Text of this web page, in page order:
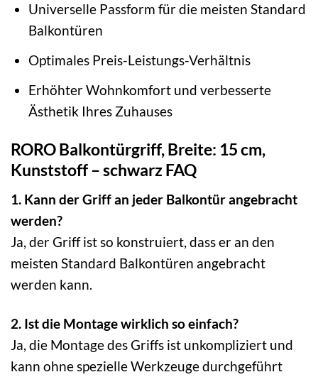
Universelle Passform für die meisten Standard
Balkontüren
Optimales Preis-Leistungs-Verhältnis
Erhöhter Wohnkomfort und verbesserte
Ästhetik Ihres Zuhauses
RORO Balkontürgriff, Breite: 15 cm,
Kunststoff – schwarz FAQ
1. Kann der Griff an jeder Balkontür angebracht
werden?
Ja, der Griff ist so konstruiert, dass er an den
meisten Standard Balkontüren angebracht
werden kann.
2. Ist die Montage wirklich so einfach?
Ja, die Montage des Griffs ist unkompliziert und
kann ohne spezielle Werkzeuge durchgeführt